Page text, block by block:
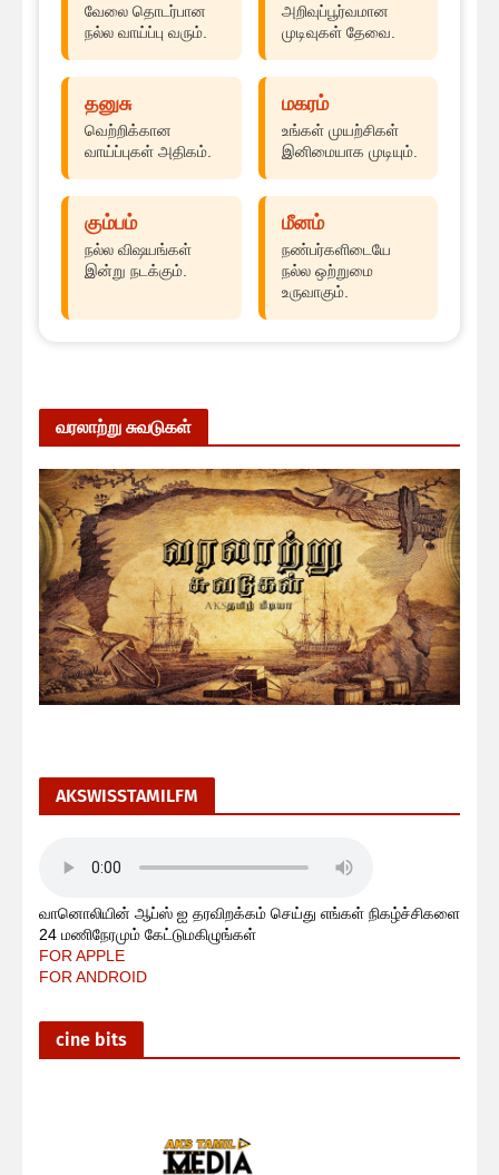
வேலை தொடர்பான
நல்ல வாய்ப்பு வரும்.
அறிவுப்பூர்வமான
முடிவுகள் தேவை.
தனுசு
வெற்றிக்கான
வாய்ப்புகள் அதிகம்.
மகரம்
உங்கள் முயற்சிகள்
இனிமையாக முடியும்.
கும்பம்
நல்ல விஷயங்கள்
இன்று நடக்கும்.
மீனம்
நண்பர்களிடையே
நல்ல ஒற்றுமை
உருவாகும்.
வரலாற்று சுவடுகள்
AKSWISSTAMILFM
வானொலியின் ஆப்ஸ் ஐ தரவிறக்கம் செய்து எங்கள் நிகழ்ச்சிகளை
24 மணிநேரமும் கேட்டுமகிழுங்கள்
FOR APPLE
FOR ANDROID
cine bits